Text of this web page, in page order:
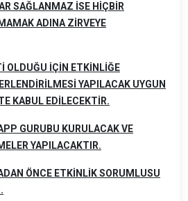
SAĞLANMAZ İSE HİÇBİR
ADINA ZİRVEYE
OLDUĞU İÇİN ETKİNLİĞE
YAPILACAK UYGUN
KABUL EDİLECEKTİR.
GURUBU KURULACAK VE
YAPILACAKTIR.
ÖNCE ETKİNLİK SORUMLUSU